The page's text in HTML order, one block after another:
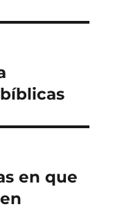
en que